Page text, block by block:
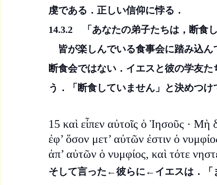
虔である．正しい信仰に悖る．
14.3.2　「あなたの弟子たちは，断食
皆が楽しんでいる食事会に踏み込ん
断食会ではない．イエスと彼の学友
う．「断食していません」と決めつけ
15 καὶ εἶπεν αὐτοῖς ὁ Ἰησοῦς · Μὴ
ἐφ’ ὅσον μετ’ αὐτῶν ἐστιν ὁ
ἀπ’ αὐτῶν ὁ νυμφίος, καὶ τότε
そして言った←彼らに←イエスは．「